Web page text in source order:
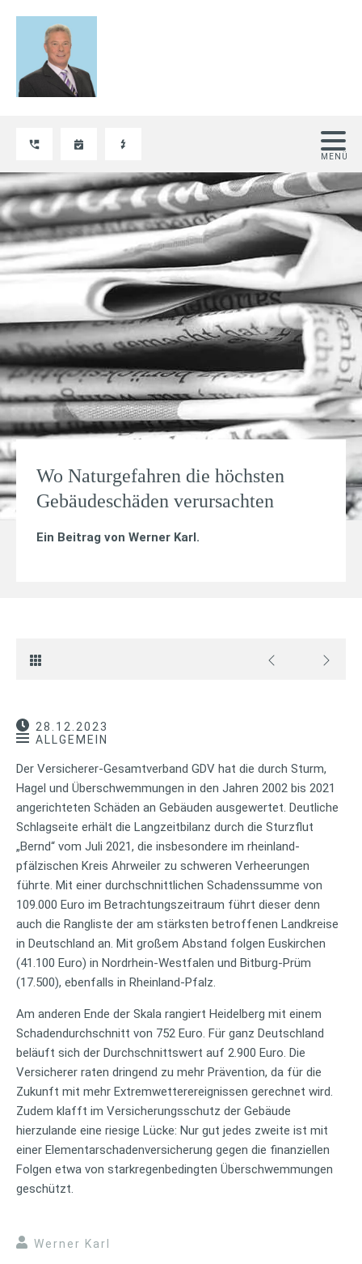
Wo Naturgefahren die höchsten
Gebäudeschäden verursachten
Ein Beitrag von Werner Karl.
28.12.2023
ALLGEMEIN
Der Versicherer-Gesamtverband GDV hat die durch Sturm,
Hagel und Überschwemmungen in den Jahren 2002 bis 2021
angerichteten Schäden an Gebäuden ausgewertet. Deutliche
Schlagseite erhält die Langzeitbilanz durch die Sturzflut
„Bernd“ vom Juli 2021, die insbesondere im rheinland-
pfälzischen Kreis Ahrweiler zu schweren Verheerungen
führte. Mit einer durchschnittlichen Schadenssumme von
109.000 Euro im Betrachtungszeitraum führt dieser denn
auch die Rangliste der am stärksten betroffenen Landkreise
in Deutschland an. Mit großem Abstand folgen Euskirchen
(41.100 Euro) in Nordrhein-Westfalen und Bitburg-Prüm
(17.500), ebenfalls in Rheinland-Pfalz.
Am anderen Ende der Skala rangiert Heidelberg mit einem
Schadendurchschnitt von 752 Euro. Für ganz Deutschland
beläuft sich der Durchschnittswert auf 2.900 Euro. Die
Versicherer raten dringend zu mehr Prävention, da für die
Zukunft mit mehr Extremwetterereignissen gerechnet wird.
Zudem klafft im Versicherungsschutz der Gebäude
hierzulande eine riesige Lücke: Nur gut jedes zweite ist mit
einer Elementarschadenversicherung gegen die finanziellen
Folgen etwa von starkregenbedingten Überschwemmungen
geschützt.
Werner Karl